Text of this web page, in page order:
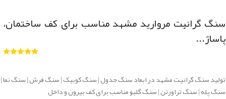
سنگ گرانیت مروارید مشهد مناسب برای کف ساختمان،
پاساژ...
تولید سنگ گرانیت مشهد در ابعاد سنگ جدول | سنگ کوبیک | سنگ فرش | سنگ نما |
سنگ پله | سنگ تراورتن | سنگ گلبو مناسب برای کف بیرون و داخل